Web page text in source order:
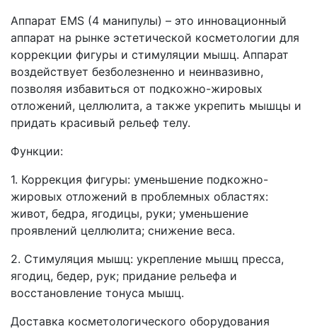
Аппарат EMS (4 манипулы) – это инновационный
аппарат на рынке эстетической косметологии для
коррекции фигуры и стимуляции мышц. Аппарат
воздействует безболезненно и неинвазивно,
позволяя избавиться от подкожно-жировых
отложений, целлюлита, а также укрепить мышцы и
придать красивый рельеф телу.
Функции:
1. Коррекция фигуры: уменьшение подкожно-
жировых отложений в проблемных областях:
живот, бедра, ягодицы, руки; уменьшение
проявлений целлюлита; снижение веса.
2. Стимуляция мышц: укрепление мышц пресса,
ягодиц, бедер, рук; придание рельефа и
восстановление тонуса мышц.
Доставка косметологического оборудования